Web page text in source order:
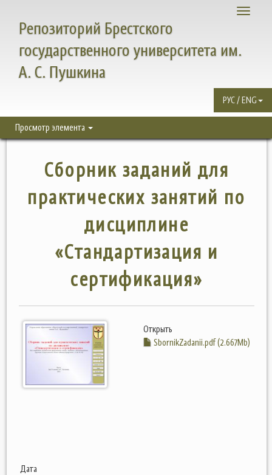
Toggle
Репозиторий Брестского
государственного университета им.
А. С. Пушкина
РУС / ENG
Просмотр элемента
Сборник заданий для
практических занятий по
дисциплине
«Стандартизация и
сертификация»
Открыть
SbornikZadanii.pdf (2.667Mb)
Дата